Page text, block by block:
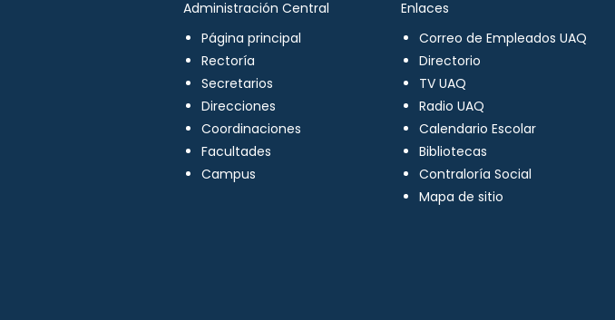
Administración Central
Página principal
Rectoría
Secretarios
Direcciones
Coordinaciones
Facultades
Campus
Enlaces
Correo de Empleados UAQ
Directorio
TV UAQ
Radio UAQ
Calendario Escolar
Bibliotecas
Contraloría Social
Mapa de sitio